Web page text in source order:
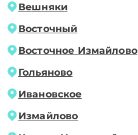
Вешняки
Восточный
Восточное Измайлово
Гольяново
Ивановское
Измайлово